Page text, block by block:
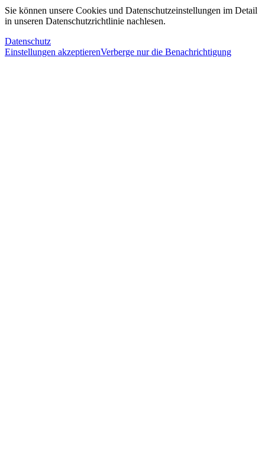
Sie können unsere Cookies und Datenschutzeinstellungen im Detail
in unseren Datenschutzrichtlinie nachlesen.
Datenschutz
Einstellungen akzeptierenVerberge nur die Benachrichtigung